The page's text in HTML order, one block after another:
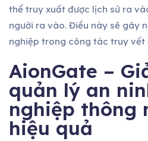
thể truy xuất được lịch sử ra
người ra vào. Điều này sẽ gây
nghiệp trong công tác truy vết
AionGate –
quản lý an
nghiệp thông
hiệu quả